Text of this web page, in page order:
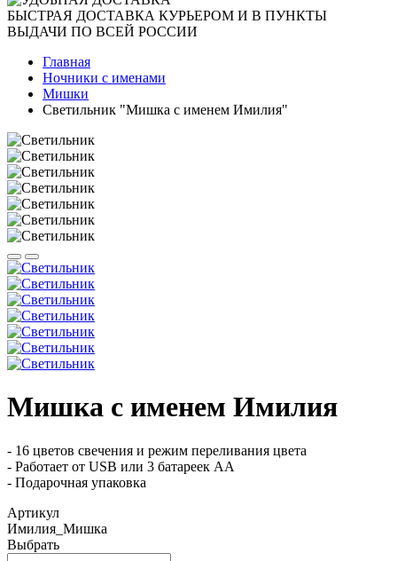
БЫСТРАЯ ДОСТАВКА КУРЬЕРОМ И В ПУНКТЫ
ВЫДАЧИ ПО ВСЕЙ РОССИИ
Главная
Ночники с именами
Мишки
Светильник "Мишка с именем Имилия"
Мишка с именем Имилия
- 16 цветов свечения и режим переливания цвета
- Работает от USB или 3 батареек АА
- Подарочная упаковка
Артикул
Имилия_Мишка
Выбрать